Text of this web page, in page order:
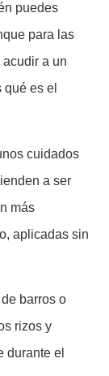
puedes
para las
a un
es el
cuidados
a ser
más
aplicadas sin
barros o
rizos y
durante el